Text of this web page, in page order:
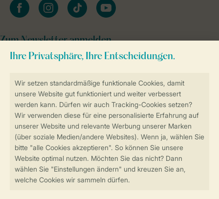
Sicher und schnell zur Online-Buchung
SSL-Verschlüsselung
Sichere Datenübertragung
Sicheres Bezahlen
facebookinstagramtiktok youtube
Zum Newsletter anmelden